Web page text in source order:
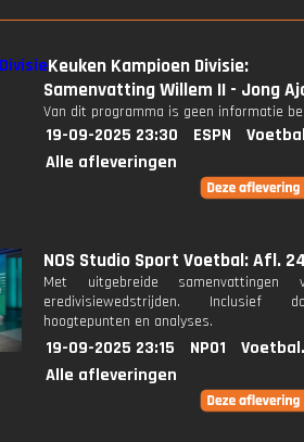
Keuken Kampioen Divisie:
Samenvatting Willem II - Jong
Van dit programma is geen informatie
19-09-2025 23:30 ESPN
Alle afleveringen
NOS Studio Sport Voetbal: Afl.
Met uitgebreide samenvattingen
eredivisiewedstrijden. Inclusief
hoogtepunten en analyses.
19-09-2025 23:15 NPO1
Alle afleveringen